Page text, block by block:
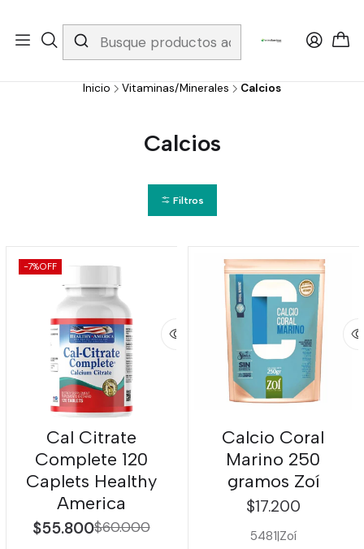
Whatsapp 3229079958/ Fijo 6019251796 / Envios a todo el país y
gratis apartir de 199.000!
Inicio Vitaminas/Minerales Calcios
Calcios
Filtros
-7%OFF
Cal Citrate
Complete 120
Caplets Healthy
America
$55.800$60.000
Calcio Coral
Marino 250
gramos Zoí
$17.200
5481|Zoí